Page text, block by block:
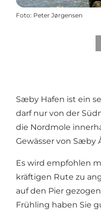
Foto: Peter Jørgensen
Sæby Hafen ist ein
darf nur von der
die Nordmole
Gewässer von Sæby
Es wird empfohlen
kräftigen Rute zu
auf den Pier
Frühling haben Sie